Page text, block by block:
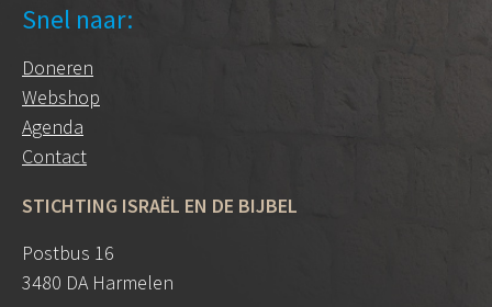
Snel naar:
Doneren
Webshop
Agenda
Contact
STICHTING ISRAËL EN DE BIJBEL
Postbus 16
3480 DA Harmelen